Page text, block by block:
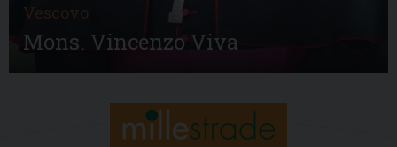
Vescovo
Mons. Vincenzo Viva